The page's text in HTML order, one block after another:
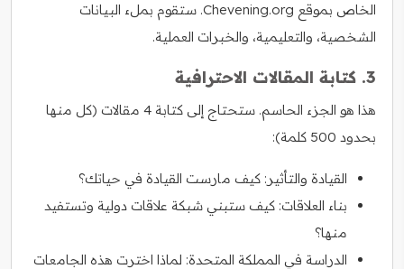
الخاص بموقع Chevening.org. ستقوم بملء البيانات
الشخصية، والتعليمية، والخبرات العملية.
3. كتابة المقالات الاحترافية
هذا هو الجزء الحاسم. ستحتاج إلى كتابة 4 مقالات (كل منها
بحدود 500 كلمة):
القيادة والتأثير: كيف مارست القيادة في حياتك؟
بناء العلاقات: كيف ستبني شبكة علاقات دولية وتستفيد
منها؟
الدراسة في المملكة المتحدة: لماذا اخترت هذه الجامعات